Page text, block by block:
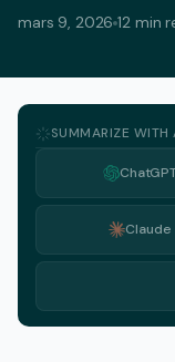
mars 9, 2026 12 min
SUMMARIZE WITH
Claude